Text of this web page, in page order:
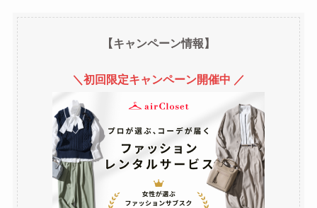
【キャンペーン情報】
＼初回限定キャンペーン開催中 ／